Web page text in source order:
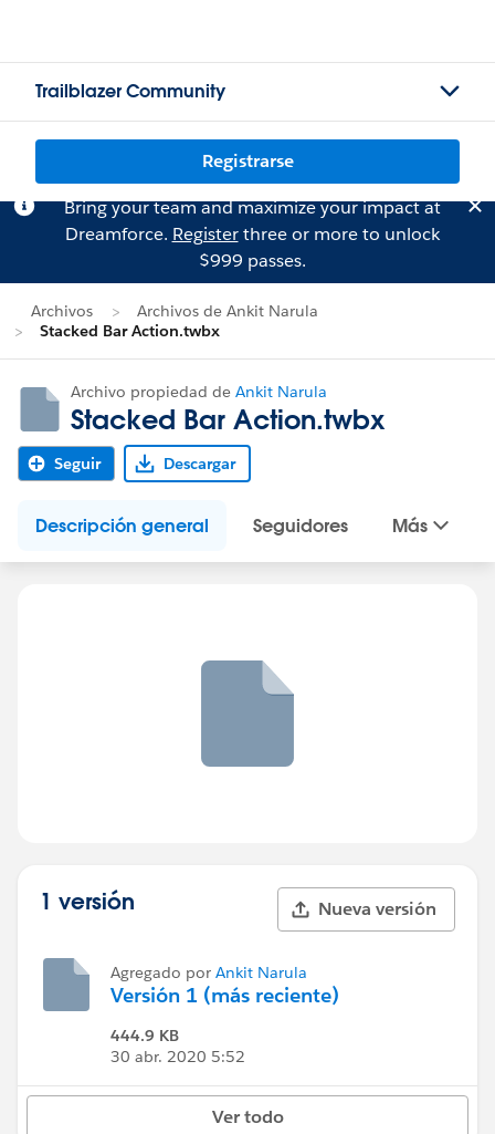
Trailblazer Community
Registrarse
Bring your team and maximize your impact at
Dreamforce. Registerthree or more to unlock
$999 passes.
Archivos
Archivos de Ankit Narula
Stacked Bar Action.twbx
Archivo propiedad de Ankit Narula
Stacked Bar Action.twbx
Seguir Descargar
Descripción general Seguidores Más
1 versión Nueva versión
Agregado por Ankit Narula
Versión 1 (más reciente)
444.9 KB
30 abr. 2020 5:52
Ver todo